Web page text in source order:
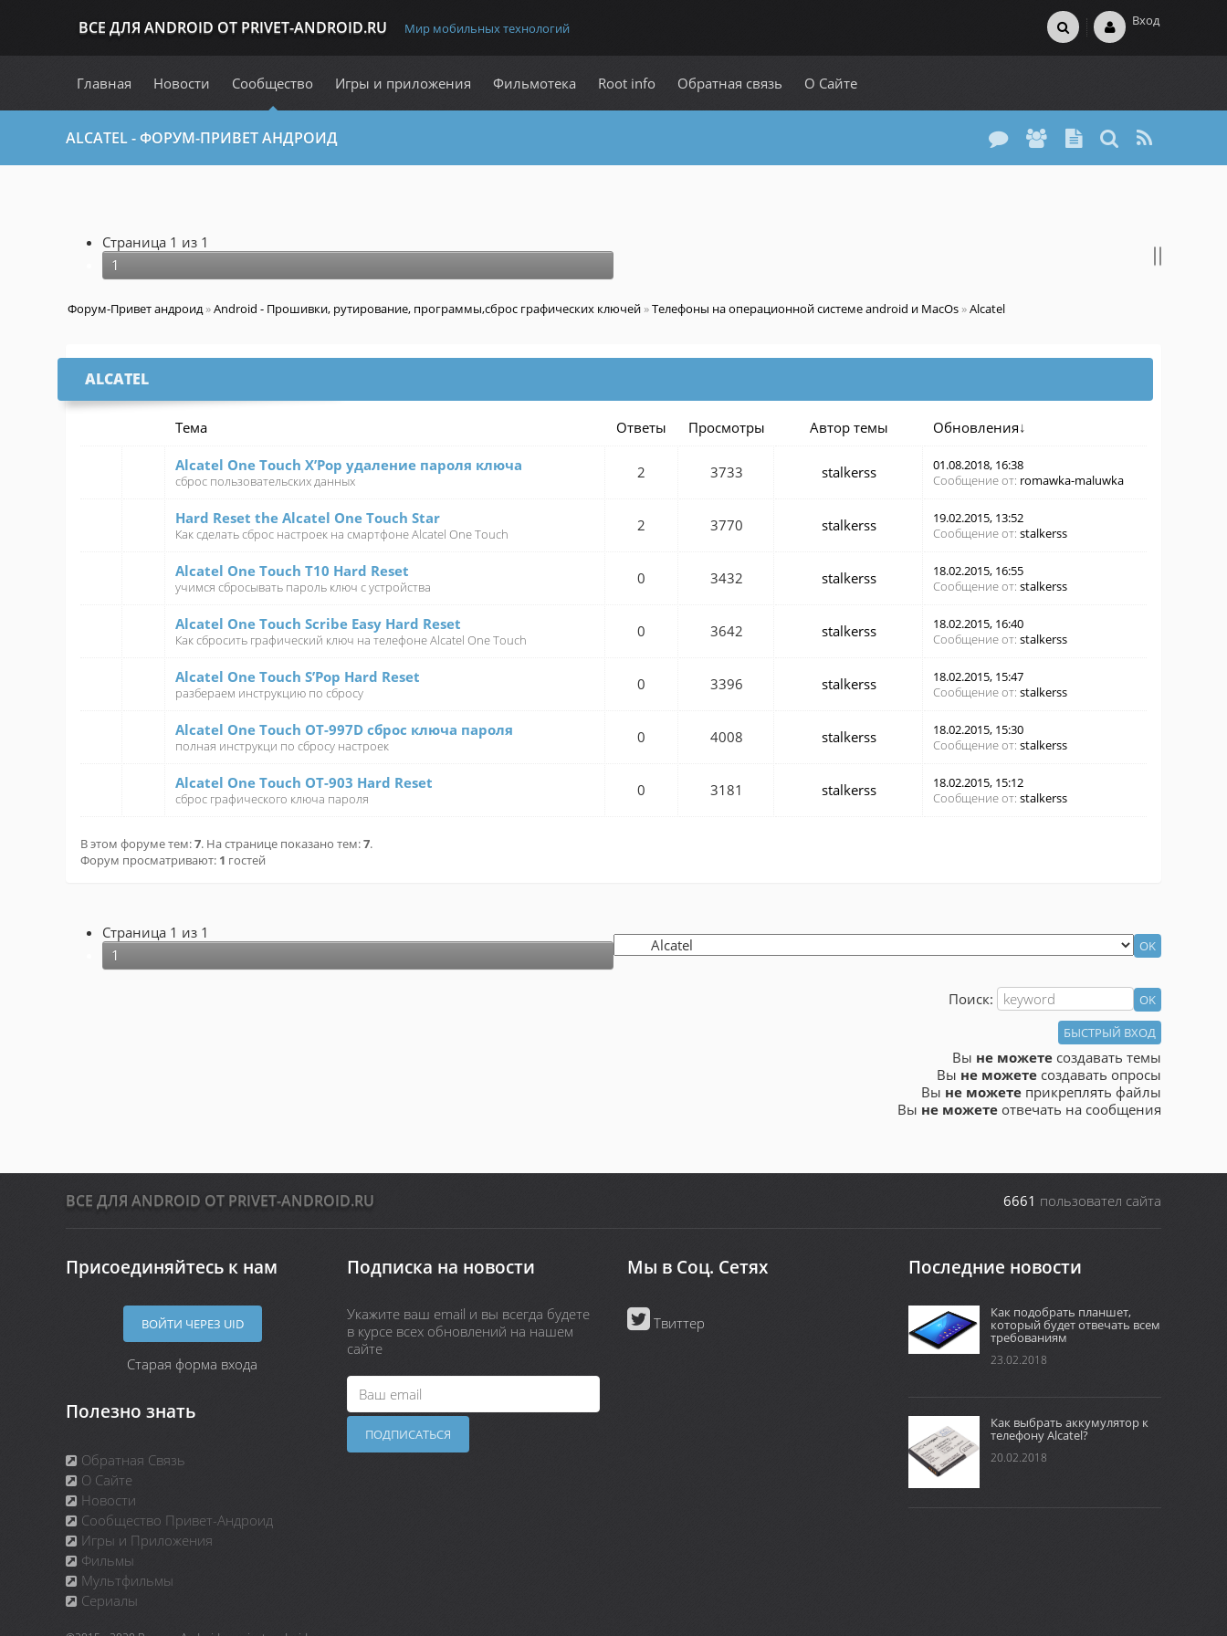
ВСЕ ДЛЯ ANDROID ОТ PRIVET-ANDROID.RU Мир мобильных технологий Вход
Главная Новости Сообщество Игры и приложения Фильмотека Root info Обратная связь О Сайте
ALCATEL - ФОРУМ-ПРИВЕТ АНДРОИД
Страница 1 из 1
1
Форум-Привет андроид»Android - Прошивки, рутирование, программы,сброс графических ключей »Телефоны на операционной системе android и MacOs »Alcatel
ALCATEL
Тема Ответы Просмотры Автор темы Обновления↓
Alcatel One Touch X’Pop удаление пароля ключа
сброс пользовательских данных 2 3733 stalkerss
01.08.2018, 16:38
Сообщение от: romawka-maluwka
Hard Reset the Alcatel One Touch Star
Как сделать сброс настроек на смартфоне Alcatel One Touch 2 3770 stalkerss
19.02.2015, 13:52
Сообщение от: stalkerss
Alcatel One Touch T10 Hard Reset
учимся сбросывать пароль ключ с устройства 0 3432 stalkerss
18.02.2015, 16:55
Сообщение от: stalkerss
Alcatel One Touch Scribe Easy Hard Reset
Как сбросить графический ключ на телефоне Alcatel One Touch 0 3642 stalkerss
18.02.2015, 16:40
Сообщение от: stalkerss
Alcatel One Touch S’Pop Hard Reset
разбераем инструкцию по сбросу 0 3396 stalkerss
18.02.2015, 15:47
Сообщение от: stalkerss
Alcatel One Touch OT-997D сброс ключа пароля
полная инструкци по сбросу настроек 0 4008 stalkerss
18.02.2015, 15:30
Сообщение от: stalkerss
Alcatel One Touch OT-903 Hard Reset
сброс графического ключа пароля 0 3181 stalkerss
18.02.2015, 15:12
Сообщение от: stalkerss
В этом форуме тем:7. На странице показано тем:7.
Форум просматривают: 1 гостей
Страница 1 из 1
1
Поиск:
Вы не можете создавать темы
Вы не можете создавать опросы
Вы не можете прикреплять файлы
Вы не можете отвечать на сообщения
ВСЕ ДЛЯ ANDROID ОТ PRIVET-ANDROID.RU 6661 пользовател сайта
Присоединяйтесь к нам
ВОЙТИ ЧЕРЕЗ UID
Старая форма входа
Полезно знать
Обратная Связь
О Сайте
Новости
Сообщество Привет-Андроид
Игры и Приложения
Фильмы
Мультфильмы
Сериалы
Подписка на новости
Укажите ваш email и вы всегда будете
в курсе всех обновлений на нашем
сайте
Мы в Соц. Сетях
Твиттер
Последние новости
Как подобрать планшет,
который будет отвечать всем
требованиям
23.02.2018
Как выбрать аккумулятор к
телефону Alcatel?
20.02.2018